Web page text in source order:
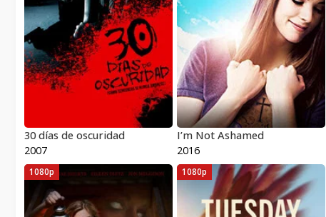
30 días de oscuridad
2007
I’m Not Ashamed
2016
1080p 1080p